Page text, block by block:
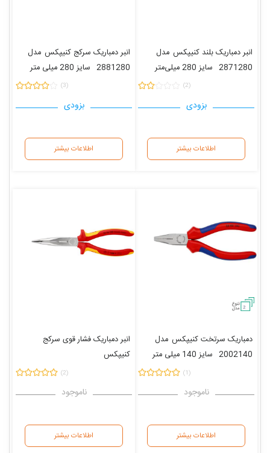
انبر دمباریک بلند کنیپکس مدل
2871280 سایز 280 میلی‌متر
(2)
بزودی
اطلاعات بیشتر
انبر دمباریک سرکج کنیپکس مدل
2881280 سایز 280 میلی متر
(3)
بزودی
اطلاعات بیشتر
2
دمباریک سرتخت کنیپکس مدل
2002140 سایز 140 میلی متر
(1)
ناموجود
اطلاعات بیشتر
انبر دمباریک فشار قوی سرکج
کنیپکس
(2)
ناموجود
اطلاعات بیشتر